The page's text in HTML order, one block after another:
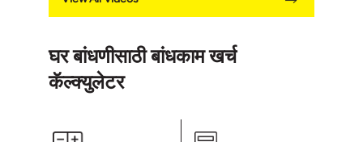
घर बांधणीसाठी बांधकाम खर्च
कॅल्क्युलेटर